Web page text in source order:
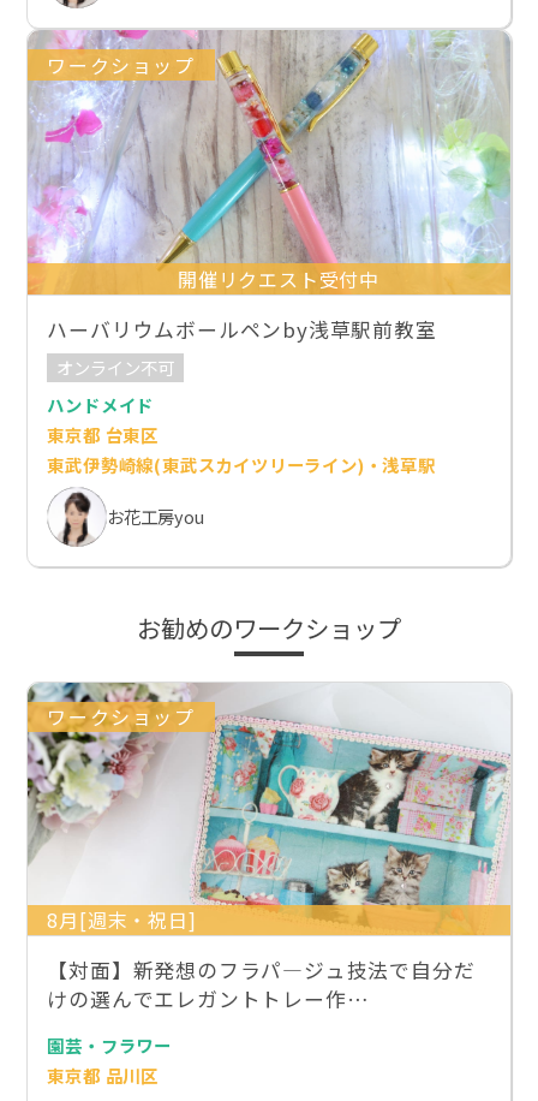
ワークショップ
開催リクエスト受付中
ハーバリウムボールペンby浅草駅前教室
オンライン不可
ハンドメイド
東京都 台東区
東武伊勢崎線(東武スカイツリーライン)・浅草駅
お花工房you
お勧めのワークショップ
ワークショップ
8月[週末・祝日]
【対面】新発想のフラパ―ジュ技法で自分だ
けの選んでエレガントトレー作…
園芸・フラワー
東京都 品川区